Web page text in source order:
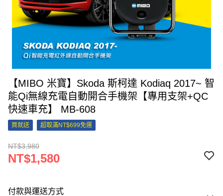
【MIBO 米寶】Skoda 斯柯達 Kodiaq 2017~ 智
能Qi無線充電自動開合手機架【專用支架+QC
快速車充】 MB-608
買就送 超取滿NT$699免運
NT$3,980
NT$1,580
付款與運送方式